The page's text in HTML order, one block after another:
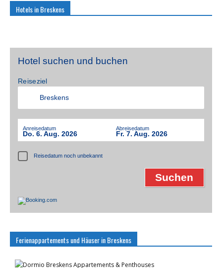
Hotels in Breskens
Hotel suchen und buchen
Reiseziel
Anreisedatum
Do. 6. Aug. 2026
Abreisedatum
Fr. 7. Aug. 2026
Reisedatum noch unbekannt
Ferienappartements und Häuser in Breskens